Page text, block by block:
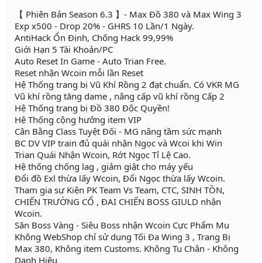
【 Phiên Bản Season 6.3 】- Max Đồ 380 và Max Wing 3
Exp x500 - Drop 20% - GHRS 10 Lần/1 Ngày.
AntiHack Ổn Định, Chống Hack 99,99%
Giới Hạn 5 Tài Khoản/PC
Auto Reset In Game - Auto Trian Free.
Reset nhận Wcoin mỗi lần Reset
Hệ Thống trang bị Vũ Khí Rồng 2 đạt chuẩn. Có VKR MG
Vũ khí rồng tăng dame , nâng cấp vũ khí rồng Cấp 2
Hệ Thống trang bị Đồ 380 Độc Quyền!
Hệ Thống cộng hưởng item VIP
Cân Bằng Class Tuyệt Đối - MG nâng tầm sức mạnh
BC DV VIP train đủ quái nhận Ngọc và Wcoi khi Win
Trian Quái Nhận Wcoin, Rớt Ngọc Tỉ Lệ Cao.
Hệ thống chống lag , giảm giật cho máy yếu
Đổi đồ Exl thừa lấy Wcoin, Đổi Ngọc thừa lấy Wcoin.
Tham gia sự Kiện PK Team Vs Team, CTC, SINH TỒN,
CHIẾN TRƯỜNG CỔ , ĐAI CHIẾN BOSS GIULD nhận
Wcoin.
Săn Boss Vàng - Siêu Boss nhận Wcoin Cực Phẩm Mu
Không WebShop chỉ sử dụng Tối Đa Wing 3 , Trang Bị
Max 380, Không item Customs. Không Tu Chân - Không
Danh Hiệu